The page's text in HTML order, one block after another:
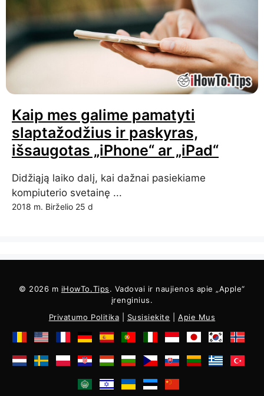
Kaip mes galime pamatyti
slaptažodžius ir paskyras,
išsaugotas „iPhone“ ar „iPad“
Didžiąją laiko dalį, kai dažnai pasiekiame
kompiuterio svetainę ...
2018 m. Birželio 25 d
© 2026 m iHowTo.Tips. Vadovai ir naujienos apie „Apple“
įrenginius.
Privatumo Politika
Susisiekite |Apie Mus